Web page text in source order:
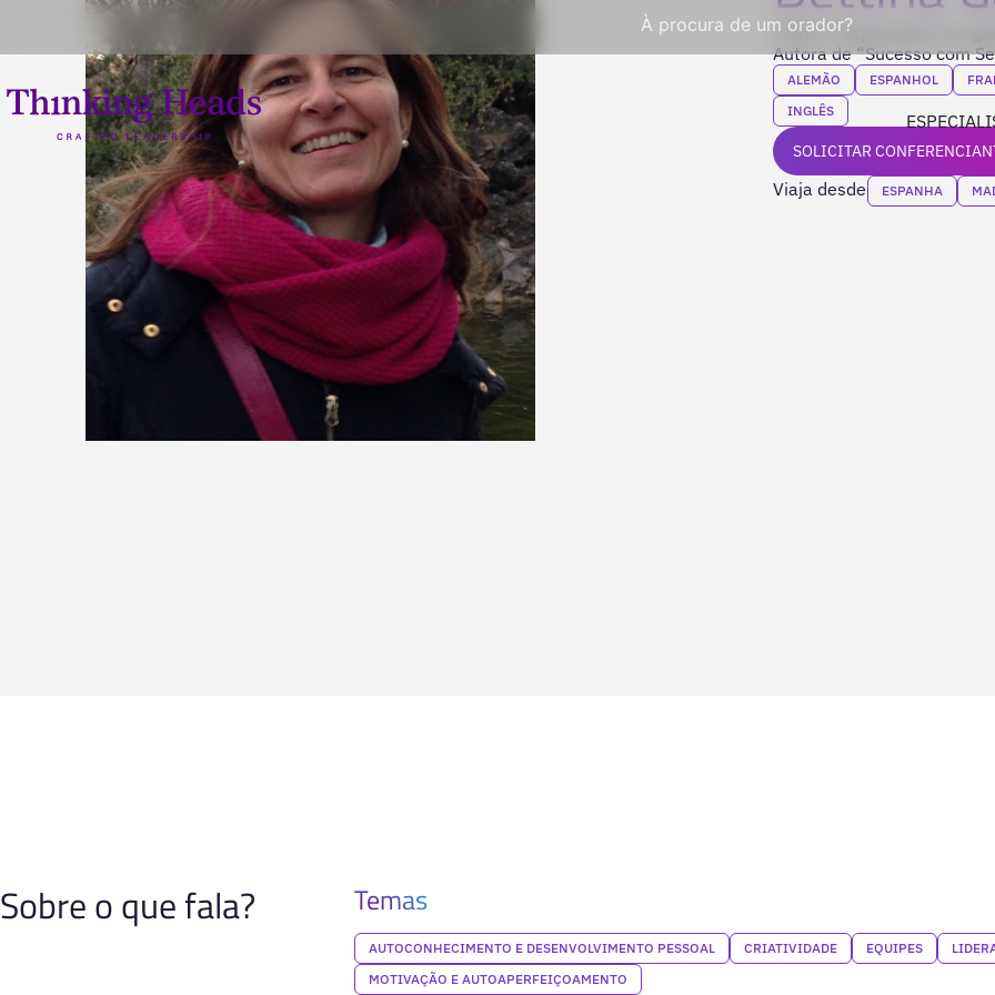
À procura de um orador?Coach e especialista em
Autora de “Sucesso com
ALEMÃO ESPANHOL
INGLÊS
SOLICITAR
Viaja desde ESPANHA
Sobre o que fala? Temas
AUTOCONHECIMENTO E DESENVOLVIMENTO PESSOAL CRIATIVIDADE EQUIPES
MOTIVAÇÃO E AUTOAPERFEIÇOAMENTO